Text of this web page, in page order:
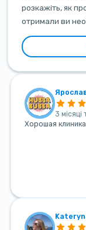
розкажіть, як
отримали ви
3 місяці
Хорошая